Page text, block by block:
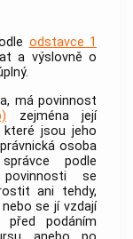
odstavce 1
a výslovně o
má povinnost
zejména její
jsou jeho
osoba
podle
se
ani tehdy,
se jí vzdají
před podáním